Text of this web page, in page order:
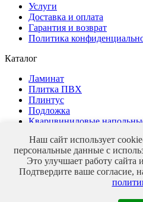
Услуги
Доставка и оплата
Гарантия и возврат
Политика
Каталог
Ламинат
Плитка ПВХ
Плинтус
Подложка
Кварцвиниловые
Магазин напольных покрытий
© 2026 veles-parket
Наш сайт использует
персональные данные с
Это улучшает работу сайта
Подтвердите ваше согласие,